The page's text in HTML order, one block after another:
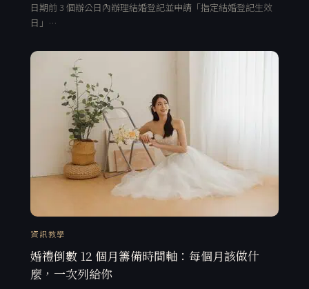
日期前 3 個辦公日內辦理結婚登記並申請「指定結婚登記生效
日」…
資訊教學
婚禮倒數 12 個月籌備時間軸：每個月該做什
麼，一次列給你